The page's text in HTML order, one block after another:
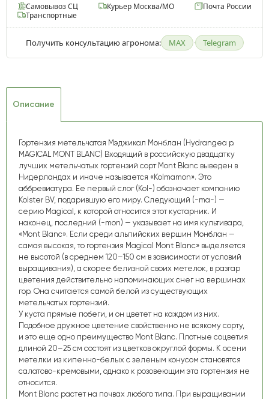
Самовывоз СЦ
Курьер Москва/МО
Почта России
Транспортные
Получить консультацию агронома: MAX · Telegram
Описание
Гортензия метельчатая Мэджикал Монблан (Hydrangea p.
MAGICAL MONT BLANC) Входящий в российскую двадцатку
лучших метельчатых гортензий сорт Mont Blanс выведен в
Нидерландах и иначе называется «Kolmamon». Это
аббревиатура. Ее первый слог (Kol-) обозначает компанию
Kolster BV, подарившую его миру. Следующий (-ma-) —
серию Magical, к которой относится этот кустарник. И
наконец, последний (-mon) — указывает на имя культивара,
«Mont Blanc». Если среди альпийских вершин Монблан —
самая высокая, то гортензия Magical Mont Blanc» выделяется
не высотой (в среднем 120–150 см в зависимости от условий
выращивания), а скорее белизной своих метелок, в разгар
цветения действительно напоминающих снег на вершинах
гор. Она считается самой белой из существующих
метельчатых гортензий.
У куста прямые побеги, и он цветет на каждом из них.
Подобное дружное цветение свойственно не всякому сорту,
и это еще одно преимущество Mont Blanc. Плотные соцветия
длиной 20–25 см состоят из цветков округлой формы. К осени
метелки из кипенно-белых с зеленым конусом становятся
салатово-кремовыми, однако к розовеющим эта гортензия не
относится.
Mont Blanс растет на почвах любого типа. При выращивании